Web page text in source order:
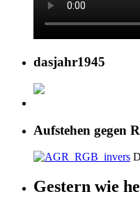
dasjahr1945
Aufstehen gegen
Gestern wie